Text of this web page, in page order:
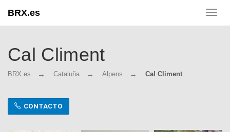
BRX.es
Cal Climent
BRX.es Cataluña Alpens Cal Climent
CONTACTO